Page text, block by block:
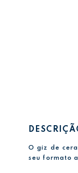
O giz de
seu formato